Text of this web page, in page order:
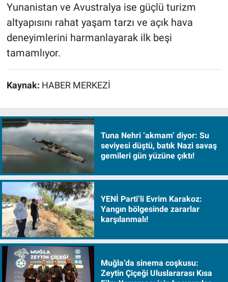
Yunanistan ve Avustralya ise güçlü turizm
altyapısını rahat yaşam tarzı ve açık hava
deneyimlerini harmanlayarak ilk beşi
tamamlıyor.
Kaynak: HABER MERKEZİ
Tuna Nehri ‘akmam’ diyor: Su
seviyesi düştü, batık Nazi savaş
gemileri gün yüzüne çıktı!
YENİ Parti’li Evrim Karakoz:
Yangın bölgesinde zararlar
karşılanmalı!
Muğla’da sinema coşkusu:
Zeytin Çiçeği Uluslararası Kısa